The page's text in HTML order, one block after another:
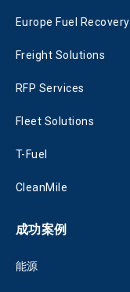
Europe Fuel Recovery
Freight Solutions
RFP Services
Fleet Solutions
T-Fuel
CleanMile
成功案例
能源